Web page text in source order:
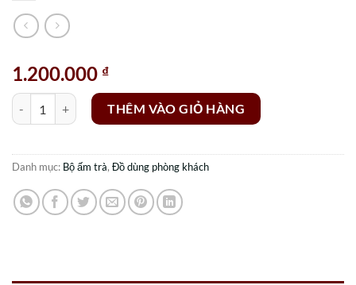
1.200.000 ₫
Ấm trà phòng khách nơ sứ xanh số lượng
THÊM VÀO GIỎ HÀNG
Danh mục: Bộ ấm trà, Đồ dùng phòng khách